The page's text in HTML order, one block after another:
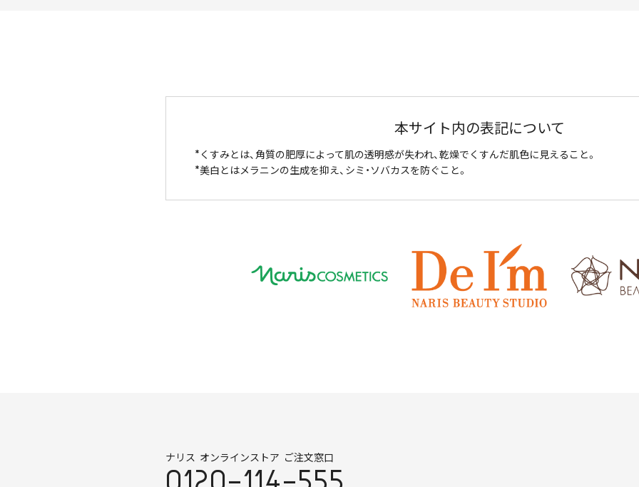
本サイト内の表記について
くすみとは、角質の肥厚によって肌の透明感が失われ、乾燥でくすんだ肌色に見えること。
美白とはメラニンの生成を抑え、シミ・ソバカスを防ぐこと。
ナリス オンラインストア ご注文窓口